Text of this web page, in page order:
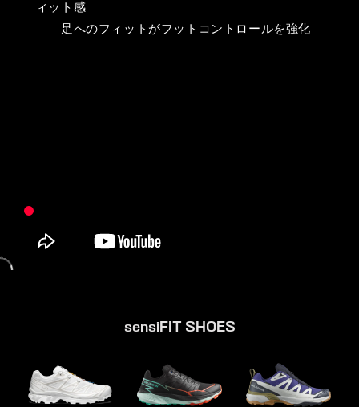
ィット感
― 足へのフィットがフットコントロールを強化
sensiFIT SHOES